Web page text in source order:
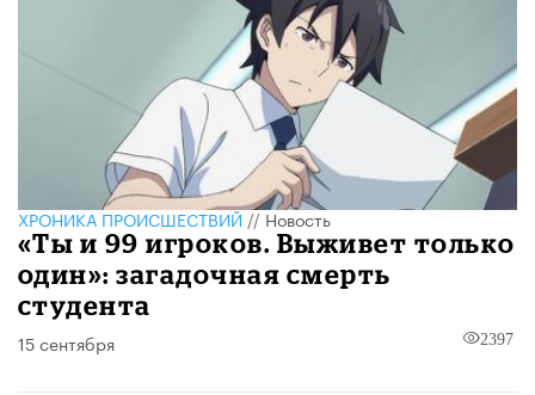
ХРОНИКА ПРОИСШЕСТВИЙ//Новость
«Ты и 99 игроков. Выживет только
один»: загадочная смерть
студента
15 сентября 2397